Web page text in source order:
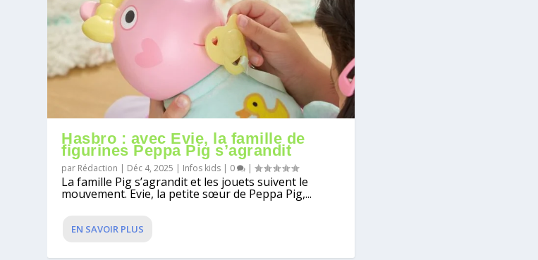
Hasbro : avec Evie, la famille de
figurines Peppa Pig s’agrandit
par Rédaction | Déc 4, 2025 | Infos kids | 0 |
La famille Pig s’agrandit et les jouets suivent le
mouvement. Evie, la petite sœur de Peppa Pig,...
EN SAVOIR PLUS